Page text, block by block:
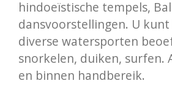
hindoeïstische tempels,
dansvoorstellingen. U
diverse watersporten
snorkelen, duiken, surfen.
en binnen handbereik.